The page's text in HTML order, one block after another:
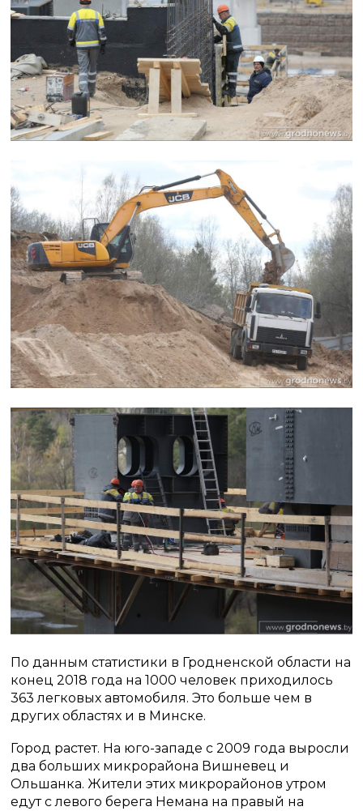
По данным статистики в Гродненской области на
конец 2018 года на 1000 человек приходилось
363 легковых автомобиля. Это больше чем в
других областях и в Минске.
Город растет. На юго-западе с 2009 года выросли
два больших микрорайона Вишневец и
Ольшанка. Жители этих микрорайонов утром
едут с левого берега Немана на правый на